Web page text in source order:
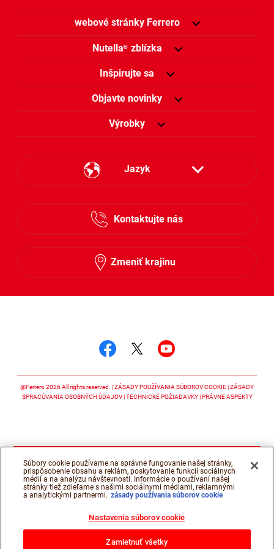
webové stránky Ferrero
Nutella® zblízka
Inšpirujte sa
Objavte novinky
Výrobky
Jazyk
Česky
Kontaktujte nás
Zmeniť krajinu
@Ferrero 2026 All rights reserved. ZÁSADY POUŽÍVANIA SÚBOROV COOKIE ZÁSADY
SPRACÚVANIA OSOBNÝCH ÚDAJOV TECHNICKÉ POŽIADAVKY PRÁVNE ASPEKTY
Súbory cookie používame na správne fungovanie našej stránky,
prispôsobenie obsahu a reklám, poskytovanie funkcií sociálnych
médií a na analýzu návštevnosti. Informácie o používaní našej
stránky tiež zdieľame s našimi sociálnymi médiami, reklamnými
a analytickými partnermi. zásady používania súborov cookie
Nastavenia súborov cookie
Zamietnuť všetky